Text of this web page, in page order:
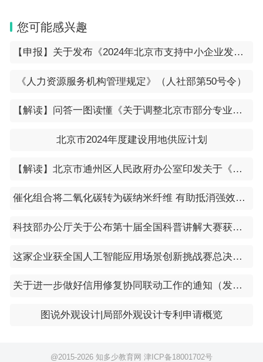
您可能感兴趣
【申报】关于发布《2024年北京市支持中小企业发展资金实施指南（第一批）》的通知
《人力资源服务机构管理规定》（人社部第50号令）
【解读】问答一图读懂《关于调整北京市部分专业技术人员职业资格和职称对应关系的通知》
北京市2024年度建设用地供应计划
【解读】北京市通州区人民政府办公室印发关于《北京市积极应对疫情影响助企纾困的若干措施》落实指引的通知（通政办发〔2022〕26号）
催化组合将二氧化碳转为碳纳米纤维 有助抵消强效温室气体排放
科技部办公厅关于公布第十届全国科普讲解大赛获奖名单的通知
​这家企业获全国人工智能应用场景创新挑战赛总决赛一等奖
关于进一步做好信用修复协同联动工作的通知（发改办财金〔2024〕33号）
图说外观设计|局部外观设计专利申请概览
@2015-2026 知多少教育网 津ICP备18001702号